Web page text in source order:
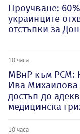
Проучване:
украинците
отстъпки за
10 часа
МВнР към РСМ:
Ива Михаилова
достъп до
медицинска
10 часа